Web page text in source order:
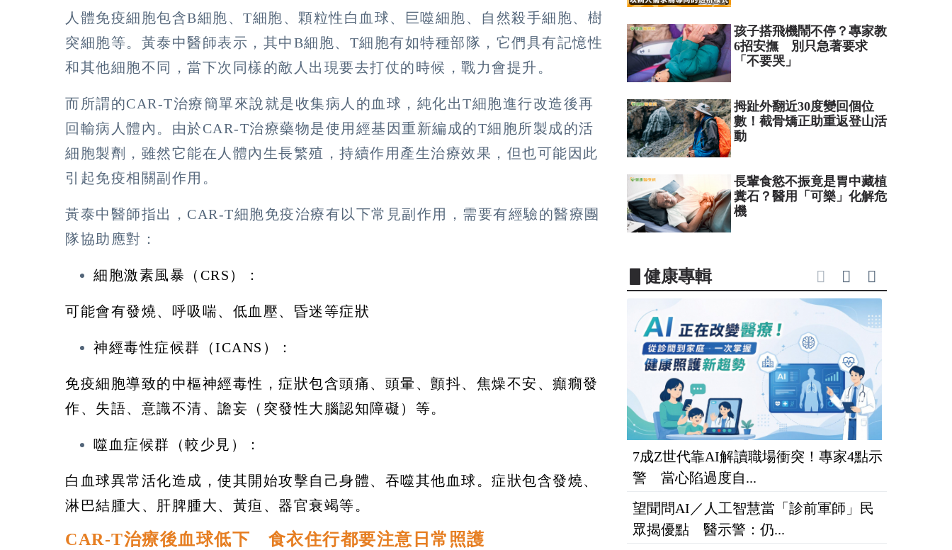
人體免疫細胞包含B細胞、T細胞、顆粒性白血球、巨噬細胞、自然殺手細胞、樹
突細胞等。黃泰中醫師表示，其中B細胞、T細胞有如特種部隊，它們具有記憶性
和其他細胞不同，當下次同樣的敵人出現要去打仗的時候，戰力會提升。
而所謂的CAR-T治療簡單來說就是收集病人的血球，純化出T細胞進行改造後再
回輸病人體內。由於CAR-T治療藥物是使用經基因重新編成的T細胞所製成的活
細胞製劑，雖然它能在人體內生長繁殖，持續作用產生治療效果，但也可能因此
引起免疫相關副作用。
黃泰中醫師指出，CAR-T細胞免疫治療有以下常見副作用，需要有經驗的醫療團
隊協助應對：
細胞激素風暴（CRS）：
可能會有發燒、呼吸喘、低血壓、昏迷等症狀
神經毒性症候群（ICANS）：
免疫細胞導致的中樞神經毒性，症狀包含頭痛、頭暈、顫抖、焦燥不安、癲癇發
作、失語、意識不清、譫妄（突發性大腦認知障礙）等。
噬血症候群（較少見）：
白血球異常活化造成，使其開始攻擊自己身體、吞噬其他血球。症狀包含發燒、
淋巴結腫大、肝脾腫大、黃疸、器官衰竭等。
CAR-T治療後血球低下 食衣住行都要注意日常照護
孩子搭飛機鬧不停？專家教
6招安撫 別只急著要求
「不要哭」
拇趾外翻近30度變回個位
數！截骨矯正助重返登山活
動
長輩食慾不振竟是胃中藏植
糞石？醫用「可樂」化解危
機
▋健康專輯
7成Z世代靠AI解讀職場衝突！專家4點示
警 當心陷過度自...
望聞問AI／人工智慧當「診前軍師」民
眾揭優點 醫示警：仍...